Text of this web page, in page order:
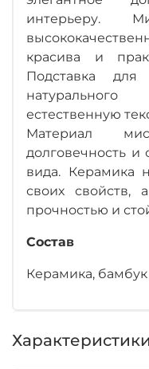
интерьеру.
красива и
Подставка
естественную
Материал
долговечность и
вида. Керамика
своих свойств,
прочностью и
Состав
Керамика, бамбук
Характеристики